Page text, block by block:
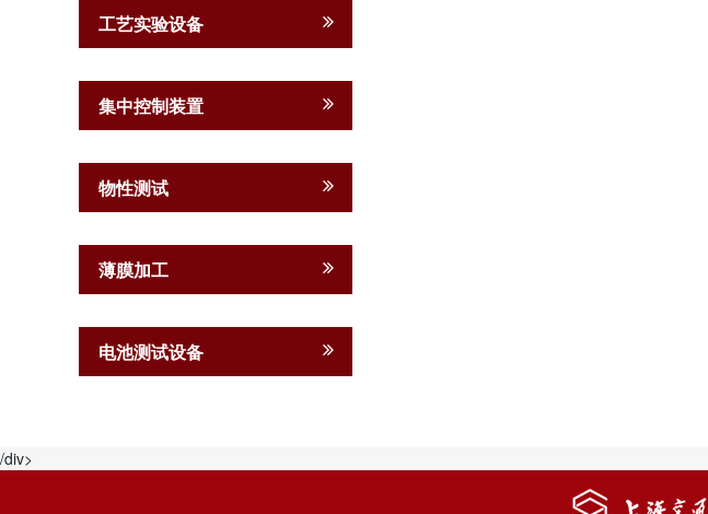
工艺实验设备
集中控制装置
物性测试
薄膜加工
电池测试设备
/div>